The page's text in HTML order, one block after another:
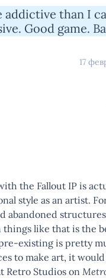
addictive than I
Good game.
17
the Fallout IP is
style as an artist.
abandoned
like that is the
existing is pretty
to make art, it
Retro Studios on